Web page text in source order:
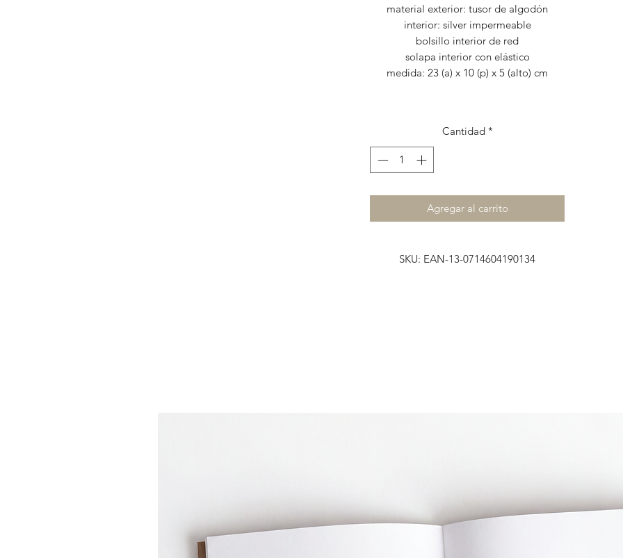
material exterior: tusor de algodón
interior: silver impermeable
bolsillo interior de red
solapa interior con elástico
medida: 23 (a) x 10 (p) x 5 (alto) cm
Cantidad *
Agregar al carrito
SKU: EAN-13-0714604190134